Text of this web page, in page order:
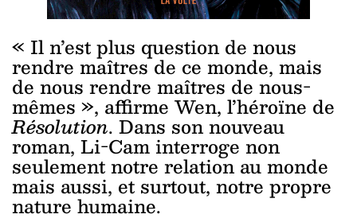
« Il n’est plus question de nous
rendre maîtres de ce monde, mais
de nous rendre maîtres de nous-
mêmes », affirme Wen, l’héroïne de
Résolution. Dans son nouveau
roman, Li-Cam interroge non
seulement notre relation au monde
mais aussi, et surtout, notre propre
nature humaine.